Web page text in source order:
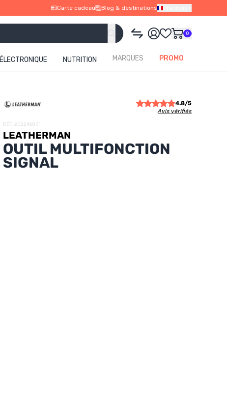
Carte cadeau Blog & destinations
0
ÉLECTRONIQUE NUTRITION MARQUES PROMO
4.8/5
Avis vérifiés
RÉF. 202246001
LEATHERMAN
OUTIL MULTIFONCTION
SIGNAL